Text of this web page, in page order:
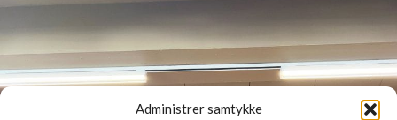
Administrer samtykke